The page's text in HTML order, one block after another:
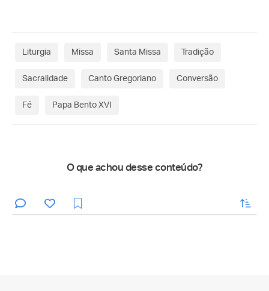
Liturgia Missa Santa Missa Tradição
Sacralidade Canto Gregoriano Conversão
Fé Papa Bento XVI
O que achou desse conteúdo?
enviar